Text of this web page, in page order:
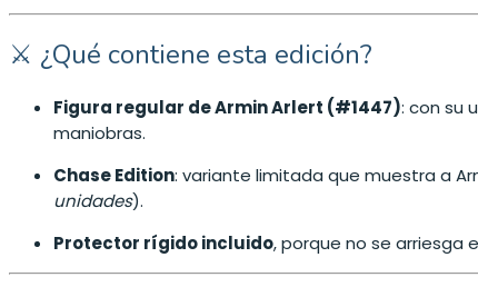
⚔️ ¿Qué contiene esta edición?
Figura regular de Armin Arlert (#1447): con su
maniobras.
Chase Edition: variante limitada que muestra a
unidades).
Protector rígido incluido, porque no se arriesga